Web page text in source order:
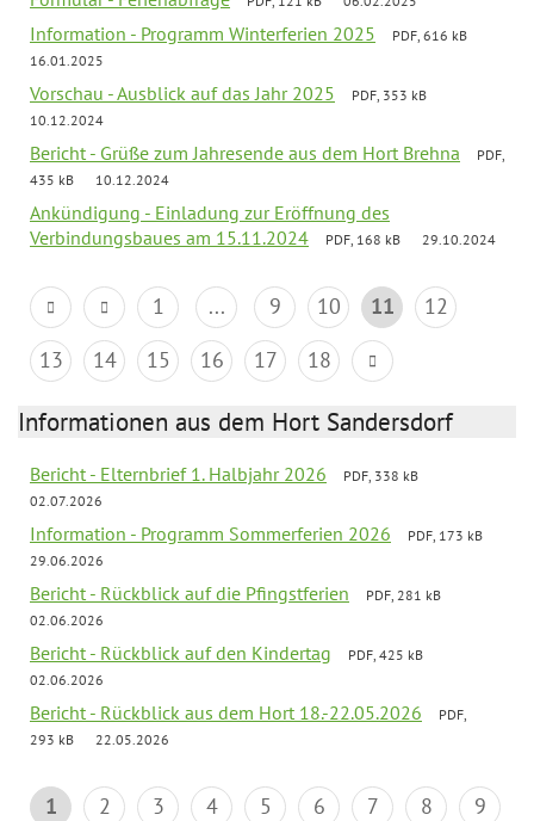
Information - Programm Winterferien 2025
PDF, 616 kB
16.01.2025
Vorschau - Ausblick auf das Jahr 2025
PDF, 353 kB
10.12.2024
Bericht - Grüße zum Jahresende aus dem Hort Brehna
PDF,
435 kB
10.12.2024
Ankündigung - Einladung zur Eröffnung des
Verbindungsbaues am 15.11.2024
PDF, 168 kB 29.10.2024
1 ... 9 10 11
12
13
14 15 16 17 18
Informationen aus dem Hort Sandersdorf
Bericht - Elternbrief 1. Halbjahr 2026
PDF, 338 kB
02.07.2026
Information - Programm Sommerferien 2026
PDF, 173 kB
29.06.2026
Bericht - Rückblick auf die Pfingstferien
PDF, 281 kB
02.06.2026
Bericht - Rückblick auf den Kindertag
PDF, 425 kB
02.06.2026
Bericht - Rückblick aus dem Hort 18.-22.05.2026
PDF,
293 kB
22.05.2026
1 2 3 4 5 6 7 8
9